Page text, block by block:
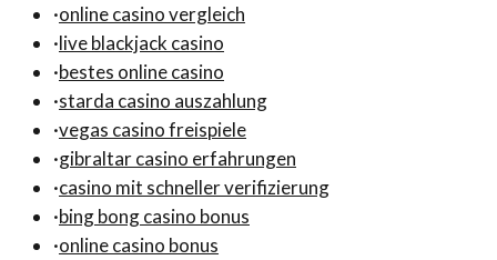
·online casino vergleich
·live blackjack casino
·bestes online casino
·starda casino auszahlung
·vegas casino freispiele
·gibraltar casino erfahrungen
·casino mit schneller verifizierung
·bing bong casino bonus
·online casino bonus